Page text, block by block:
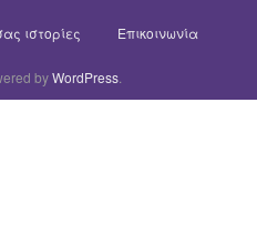
ιστορίες Επικοινωνία
byWordPress.